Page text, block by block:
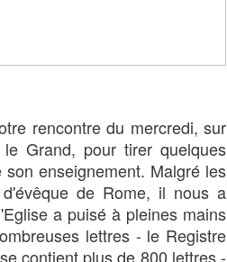
rencontre du mercredi, sur
Grand, pour tirer quelques
enseignement. Malgré les
de Rome, il nous a
a puisé à pleines mains
lettres - le Registre
contient plus de 800 lettres -